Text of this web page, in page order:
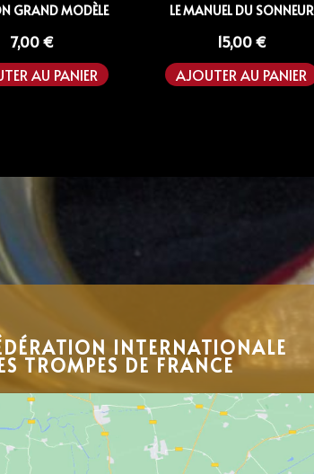
GRAND MODÈLE
7,00€
AU PANIER
LE MANUEL DU SONNEUR
15,00€
AJOUTER AU PANIER
INTERNATIONALE
TROMPES DE FRANCE